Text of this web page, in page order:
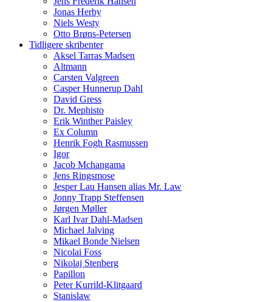
Jonas Herby
Niels Westy
Otto Brøns-Petersen
Tidligere skribenter
Aksel Tarras Madsen
Altmann
Carsten Valgreen
Casper Hunnerup Dahl
David Gress
Dr. Mephisto
Erik Winther Paisley
Ex Column
Henrik Fogh Rasmussen
Igor
Jacob Mchangama
Jens Ringsmose
Jesper Lau Hansen alias Mr. Law
Jonny Trapp Steffensen
Jørgen Møller
Karl Ivar Dahl-Madsen
Michael Jalving
Mikael Bonde Nielsen
Nicolai Foss
Nikolaj Stenberg
Papillon
Peter Kurrild-Klitgaard
Stanislaw